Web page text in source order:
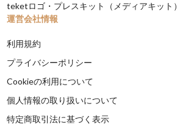
teketロゴ・プレスキット（メディアキット）
運営会社情報
利用規約
プライバシーポリシー
Cookieの利用について
個人情報の取り扱いについて
特定商取引法に基づく表示